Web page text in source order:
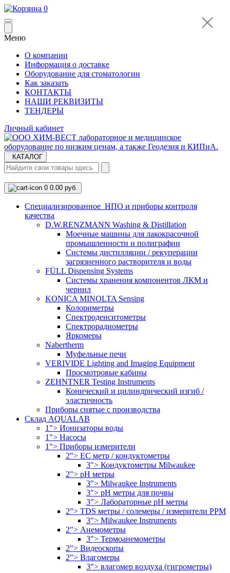
0
Меню
О компании
Информация о доставке
Оборудование для стоматологии
Как заказать
КОНТАКТЫ
НАШИ РЕКВИЗИТЫ
ТЕНДЕРЫ
Личный кабинет
КАТАЛОГ
0 0.00 руб.
Cпециализированное НПО и приборы контроля
качества
D.W.RENZMANN Washing & Distillation
Моечные машины для лакокрасочной
промышленности и полиграфии
Системы дистилляции / рекуперации
загрязненного растворителя и воды
FÜLL Dispensing Systems
Системы хранения компонентов ЛКМ и
чернил
KONICA MINOLTA Sensing
Колориметры
Спектроденситометры
Спектрорадиометры
Яркомеры
Nabertherm
Муфельные печи
VERIVIDE Lighting and Imaging Equipment
Просмотровые кабины
ZEHNTNER Testing Instruments
Конический и цилиндрический изгиб /
эластичность
Приборы снятые с производства
Склад AQUALAB
1"> Ионизаторы воды
1"> Насосы
1"> Приборы измерители
2"> EC метр / кондуктометры
3"> Кондуктометры Milwaukee
2"> pH метры
3"> Milwaukee Instruments
3"> pH метры для почвы
3"> Лабораторные pH метры
2"> TDS метры / солемеры / измерители PPM
3"> Milwaukee Instruments
2"> Анемометры
3"> Термоанемометры
2"> Видеоскопы
2"> Влагомеры
3"> влагомер воздуха (гигрометры)